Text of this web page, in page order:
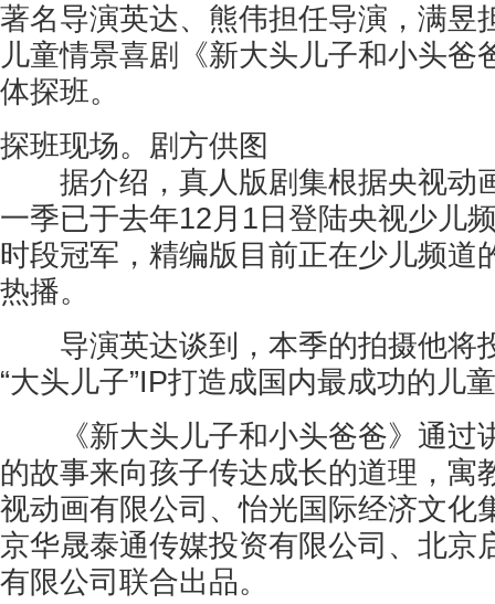
著名导演英达、熊伟担任导演，满昱
儿童情景喜剧《新大头儿子和小头爸
体探班。
探班现场。剧方供图
据介绍，真人版剧集根据央视动
一季已于去年12月1日登陆央视少儿
时段冠军，精编版目前正在少儿频道
热播。
导演英达谈到，本季的拍摄他将
“大头儿子”IP打造成国内最成功的儿
《新大头儿子和小头爸爸》通过
的故事来向孩子传达成长的道理，寓
视动画有限公司、怡光国际经济文化
京华晟泰通传媒投资有限公司、北京
有限公司联合出品。